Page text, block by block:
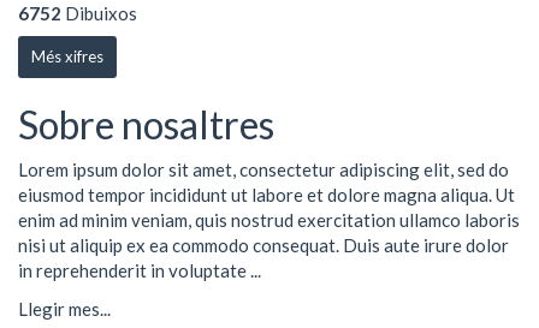
6752 Dibuixos
Més xifres
Sobre nosaltres
Lorem ipsum dolor sit amet, consectetur adipiscing elit, sed do
eiusmod tempor incididunt ut labore et dolore magna aliqua. Ut
enim ad minim veniam, quis nostrud exercitation ullamco laboris
nisi ut aliquip ex ea commodo consequat. Duis aute irure dolor
in reprehenderit in voluptate ...
Llegir mes...